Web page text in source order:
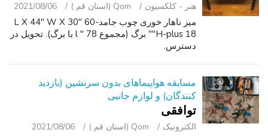
هنر - کلکسیون Qom (استان قم ) 2021/08/06
میز ناهار خوری چوب جامد-60 "L X 44" W X 30
"H-plus 18" برگ (مجموع 78 " l با برگ). تحویل در
دسترس.
مسابقه هواپیماهای بدون سرنشین (بازدید
کنندگان) و لوازم جانبی
توافقی
الکترونیک Qom (استان قم ) 2021/08/06